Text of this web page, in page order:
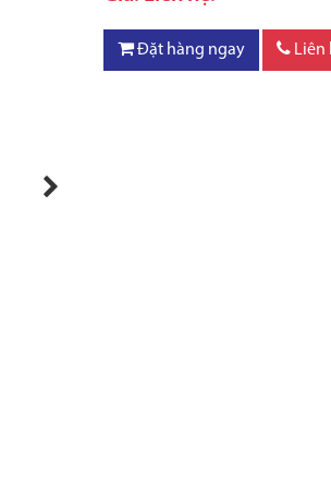
Đặt hàng ngay Liên